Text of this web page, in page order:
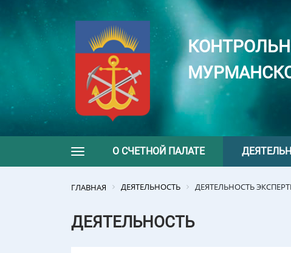
Toggle navigation
О СЧЕТНОЙ ПАЛАТЕ
ГЛАВНАЯ ДЕЯТЕЛЬНОСТЬ ДЕЯТЕЛЬНОСТЬ
ДЕЯТЕЛЬНОСТЬ